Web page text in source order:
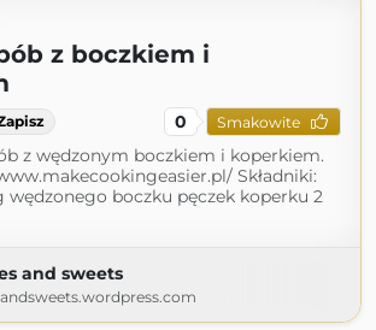
z boczkiem i
0 Smakowite
z wędzonym boczkiem i koperkiem.
Składniki:
wędzonego boczku pęczek koperku 2
and sweets